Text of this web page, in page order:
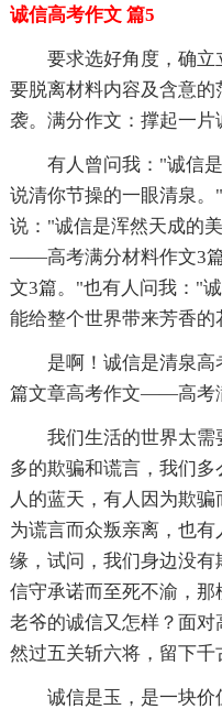
诚信高考作文 篇5
要求选好角度，确
要脱离材料内容及含意
袭。满分作文：撑起一片
有人曾问我："诚信
说清你节操的一眼清泉
说："诚信是浑然天成的
——高考满分材料作文3
文3篇。"也有人问我："
能给整个世界带来芳香的
是啊！诚信是清泉
篇文章高考作文——高考
我们生活的世界太
多的欺骗和谎言，我们
人的蓝天，有人因为欺
为谎言而众叛亲离，也
缘，试问，我们身边没
信守承诺而至死不渝，
老爷的诚信又怎样？面
然过五关斩六将，留下千
诚信是玉，是一块价